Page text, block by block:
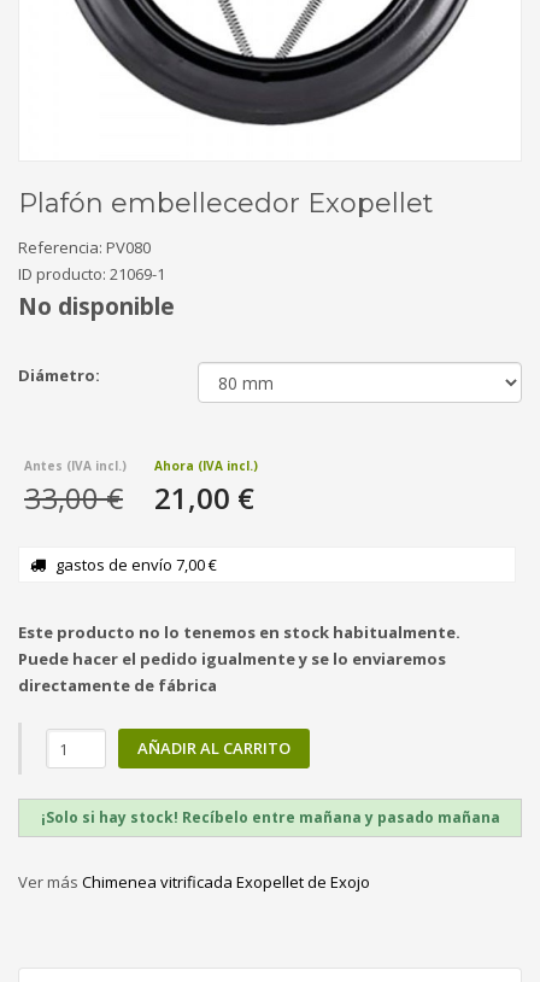
Plafón embellecedor Exopellet
Referencia: PV080
ID producto: 21069-1
No disponible
Diámetro:
33,00 € 21,00 €
gastos de envío 7,00 €
Este producto no lo tenemos en stock habitualmente.
Puede hacer el pedido igualmente y se lo enviaremos
directamente de fábrica
AÑADIR AL CARRITO
¡Solo si hay stock! Recíbelo entre mañana y pasado mañana
Ver más Chimenea vitrificada Exopellet de Exojo